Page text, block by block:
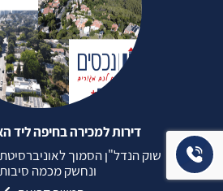
דירות למכירה בחיפה ליד
שוק הנדל"ן הסמוך
ונחשק מכמה